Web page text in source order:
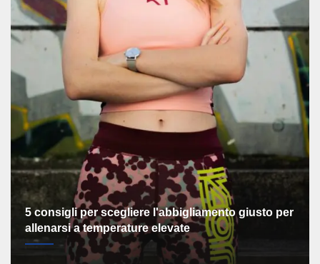
5 consigli per scegliere l'abbigliamento giusto per
allenarsi a temperature elevate